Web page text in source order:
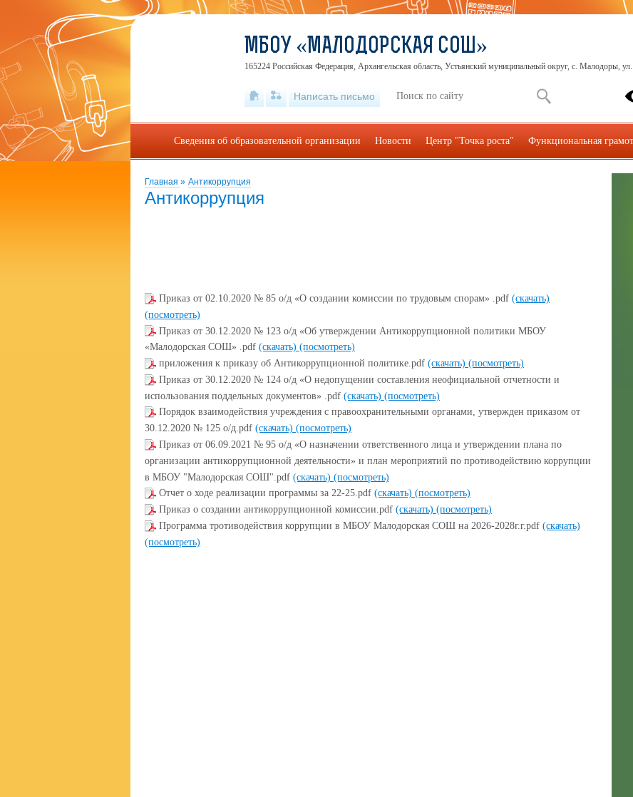
Главная » Антикоррупция
Антикоррупция
Приказ от 02.10.2020 № 85 о/д «О создании комиссии по трудовым спорам» .pdf (скачать)
(посмотреть)
Приказ от 30.12.2020 № 123 о/д «Об утверждении Антикоррупционной политики МБОУ
«Малодорская СОШ» .pdf (скачать) (посмотреть)
приложения к приказу об Антикоррупционной политике.pdf (скачать) (посмотреть)
Приказ от 30.12.2020 № 124 о/д «О недопущении составления неофициальной отчетности и
использования поддельных документов» .pdf (скачать) (посмотреть)
Порядок взаимодействия учреждения с правоохранительными органами, утвержден приказом от
30.12.2020 № 125 о/д.pdf (скачать) (посмотреть)
Приказ от 06.09.2021 № 95 о/д «О назначении ответственного лица и утверждении плана по
организации антикоррупционной деятельности» и план мероприятий по противодействию коррупции
в МБОУ "Малодорская СОШ".pdf (скачать) (посмотреть)
Отчет о ходе реализации программы за 22-25.pdf (скачать) (посмотреть)
Приказ о создании антикоррупционной комиссии.pdf (скачать) (посмотреть)
Программа тротиводействия коррупции в МБОУ Малодорская СОШ на 2026-2028г.г.pdf (скачать)
(посмотреть)
МБОУ «МАЛОДОРСКАЯ СОШ»
165224 Российская Федерация, Архангельская область, Устьянский муниципальный округ, с. Малодоры,
Написать письмо
Сведения об образовательной организации Новости Центр "Точка роста" Функциональная